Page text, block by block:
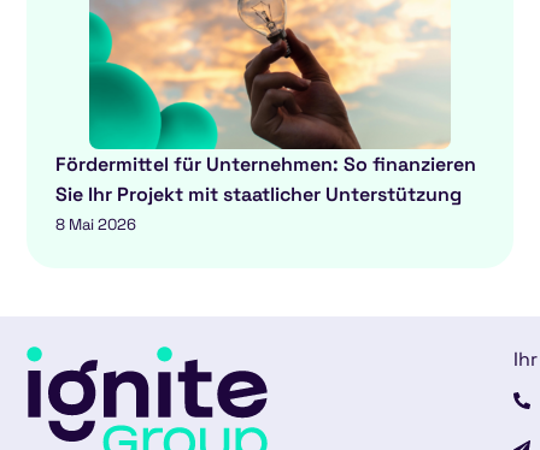
Fördermittel für Unternehmen: So finanzieren
Sie Ihr Projekt mit staatlicher Unterstützung
8 Mai 2026